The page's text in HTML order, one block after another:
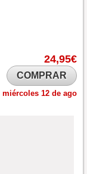
24,95€
COMPRAR
miércoles 12 de ago